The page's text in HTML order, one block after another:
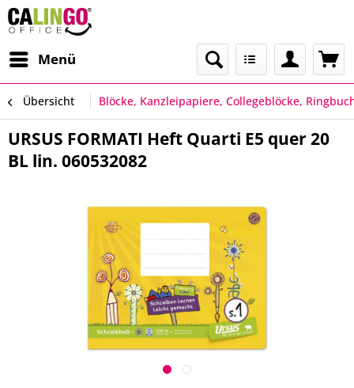
Menü
Übersicht Blöcke, Kanzleipapiere, Collegeblöcke,
URSUS FORMATI Heft Quarti E5 quer 20
BL lin. 060532082